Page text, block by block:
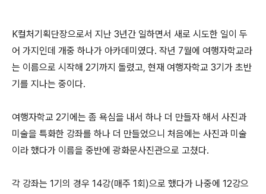
K컬처기획단장으로서 지난 3년간 일하면서 새로 시도한 일이 두
어 가지인데 개중 하나가 아카데미였다. 작년 7월에 여행자학교라
는 이름으로 시작해 2기까지 돌렸고, 현재 여행자학교 3기가 초반
기를 지나는 중이다.
여행자학교 2기에는 좀 욕심을 내서 하나 더 만들자 해서 사진과
미술을 특화한 강좌를 하나 더 만들었으니 처음에는 사진과 미술
이라 했다가 이름을 중반에 광화문사진관으로 고쳤다.
각 강좌는 1기의 경우 14강(매주 1회)으로 했다가 나중에 12강으